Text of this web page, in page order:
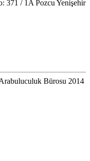
371 / 1A Pozcu Yenişehir
Bürosu 2014